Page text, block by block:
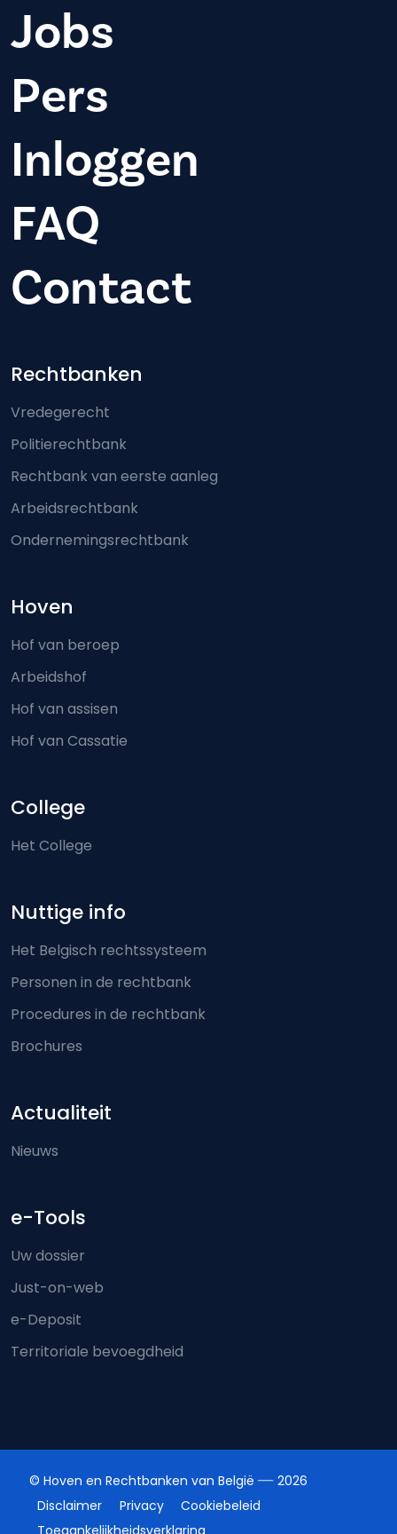
Jobs
Pers
Inloggen
FAQ
Contact
Footer-menu
Rechtbanken
Vredegerecht
Politierechtbank
Rechtbank van eerste aanleg
Arbeidsrechtbank
Ondernemingsrechtbank
Hoven
Hof van beroep
Arbeidshof
Hof van assisen
Hof van Cassatie
College
Het College
Nuttige info
Het Belgisch rechtssysteem
Personen in de rechtbank
Procedures in de rechtbank
Brochures
Actualiteit
Nieuws
e-Tools
Uw dossier
Just-on-web
e-Deposit
Territoriale bevoegdheid
© Hoven en Rechtbanken van België
2026
Disclaimer
Privacy
Cookiebeleid
Toegankelijkheidsverklaring